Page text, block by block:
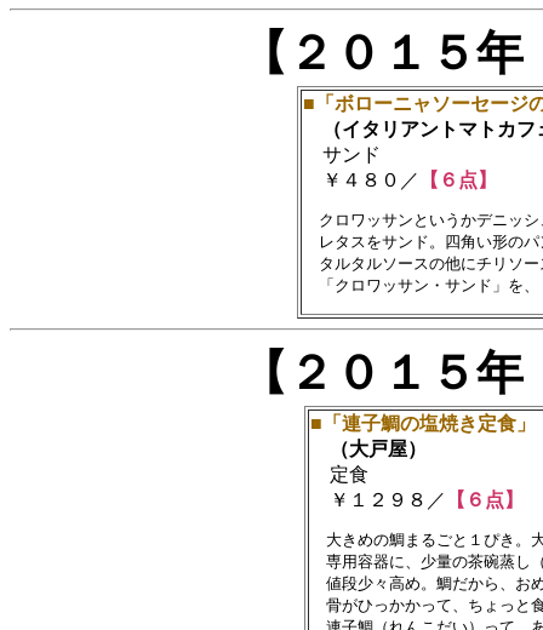
【２０１５
■「ボローニャソーセージ
（イタリアントマトカフ
サンド
￥４８０／ 【６点】
クロワッサンというかデニッ
レタスをサンド。四角い形のパ
タルタルソースの他にチリソ
【２０１５
■「連子鯛の塩焼き定食」
（大戸屋）
定食
￥１２９８／
【６点】
大きめの鯛まるごと１ぴき。
専用容器に、少量の茶碗蒸し
値段少々高め。鯛だから、お
骨がひっかかって、ちょっと